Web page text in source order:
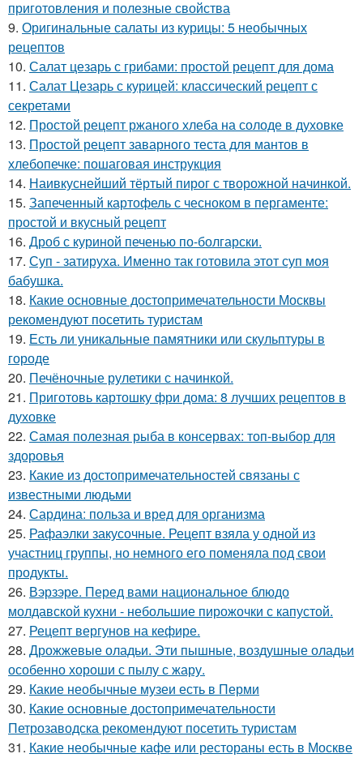
приготовления и полезные свойства
9. Оригинальные салаты из курицы: 5 необычных
рецептов
10. Салат цезарь с грибами: простой рецепт для дома
11. Салат Цезарь с курицей: классический рецепт с
секретами
12. Простой рецепт ржаного хлеба на солоде в духовке
13. Простой рецепт заварного теста для мантов в
хлебопечке: пошаговая инструкция
14. Наивкуснейший тёртый пирог с творожной начинкой.
15. Запеченный картофель с чесноком в пергаменте:
простой и вкусный рецепт
16. Дроб с куриной печенью по-болгарски.
17. Суп - затируха. Именно так готовила этот суп моя
бабушка.
18. Какие основные достопримечательности Москвы
рекомендуют посетить туристам
19. Есть ли уникальные памятники или скульптуры в
городе
20. Печёночные рулетики с начинкой.
21. Приготовь картошку фри дома: 8 лучших рецептов в
духовке
22. Самая полезная рыба в консервах: топ-выбор для
здоровья
23. Какие из достопримечательностей связаны с
известными людьми
24. Сардина: польза и вред для организма
25. Рафаэлки закусочные. Рецепт взяла у одной из
участниц группы, но немного его поменяла под свои
продукты.
26. Вэрзэре. Перед вами национальное блюдо
молдавской кухни - небольшие пирожочки с капустой.
27. Рецепт вергунов на кефире.
28. Дрожжевые оладьи. Эти пышные, воздушные оладьи
особенно хороши с пылу с жару.
29. Какие необычные музеи есть в Перми
30. Какие основные достопримечательности
Петрозаводска рекомендуют посетить туристам
31. Какие необычные кафе или рестораны есть в Москве